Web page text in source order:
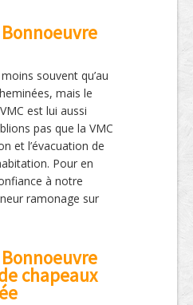
souvent qu’au
mais le
est lui aussi
pas que la VMC
et l’évacuation de
Pour en
à notre
ramonage sur
chapeaux